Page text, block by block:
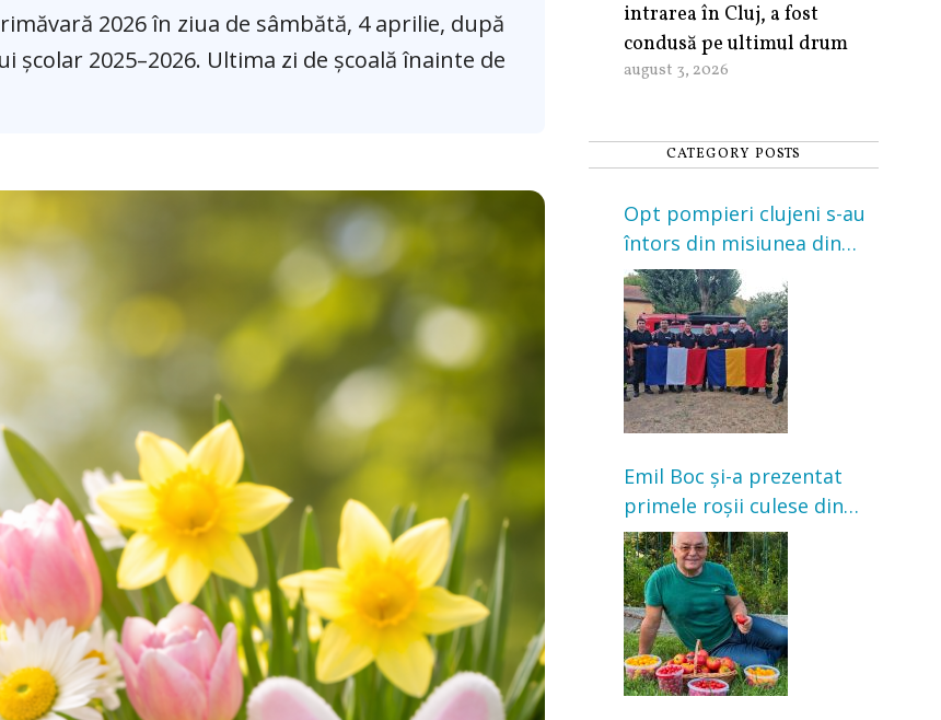
2026 în ziua de sâmbătă, 4 aprilie, după
2025–2026. Ultima zi de școală înainte de
intrarea în Cluj, a fost
condusă pe ultimul drum
august 3, 2026
CATEGORY POSTS
Opt pompieri clujeni s-au
întors din misiunea din
Franța. Au intervenit la
incendii de vegetație și
pădure
Emil Boc și-a prezentat
primele roșii culese din
grădină: „Niciun magazin
nu poate oferi această
satisfacție”